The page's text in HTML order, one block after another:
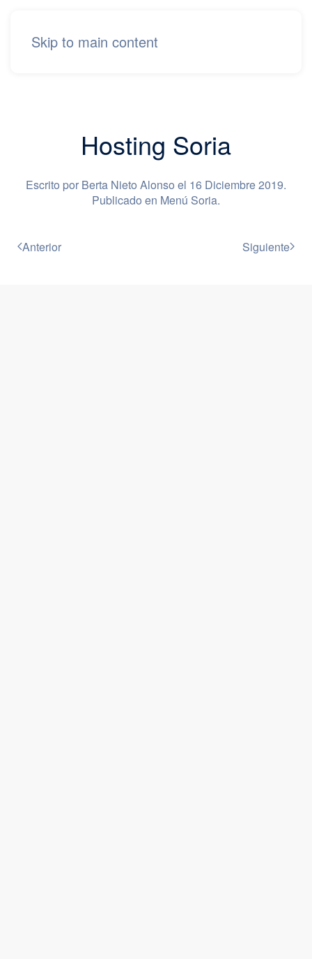
Skip to main content
Hosting Soria
Escrito por Berta Nieto Alonso el 16 Diciembre 2019.
Publicado en Menú Soria.
Anterior Siguiente